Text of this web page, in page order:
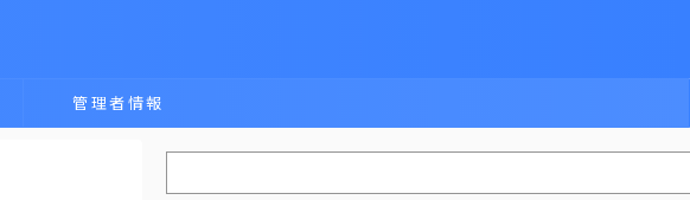
管理者情報